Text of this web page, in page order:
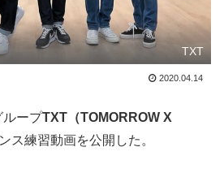
TXT
2020.04.14
ループTXT（TOMORROW X
ス練習動画を公開した。